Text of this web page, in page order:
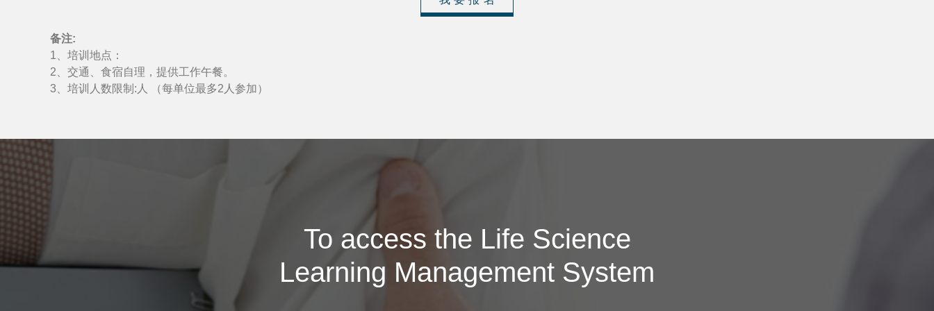
备注:
1、培训地点：
2、交通、食宿自理，提供工作午餐。
3、培训人数限制:人 （每单位最多2人参加）
To access the Life Science
Learning Management System